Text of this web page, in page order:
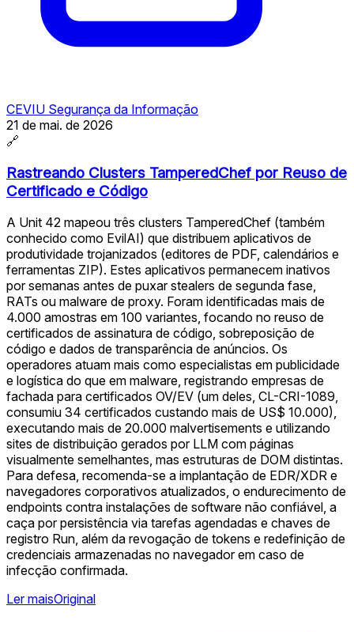
CEVIU Segurança da Informação
21 de mai. de 2026
🔗
Rastreando Clusters TamperedChef por Reuso de
Certificado e Código
A Unit 42 mapeou três clusters TamperedChef (também
conhecido como EvilAI) que distribuem aplicativos de
produtividade trojanizados (editores de PDF, calendários e
ferramentas ZIP). Estes aplicativos permanecem inativos
por semanas antes de puxar stealers de segunda fase,
RATs ou malware de proxy. Foram identificadas mais de
4.000 amostras em 100 variantes, focando no reuso de
certificados de assinatura de código, sobreposição de
código e dados de transparência de anúncios. Os
operadores atuam mais como especialistas em publicidade
e logística do que em malware, registrando empresas de
fachada para certificados OV/EV (um deles, CL-CRI-1089,
consumiu 34 certificados custando mais de US$ 10.000),
executando mais de 20.000 malvertisements e utilizando
sites de distribuição gerados por LLM com páginas
visualmente semelhantes, mas estruturas de DOM distintas.
Para defesa, recomenda-se a implantação de EDR/XDR e
navegadores corporativos atualizados, o endurecimento de
endpoints contra instalações de software não confiável, a
caça por persistência via tarefas agendadas e chaves de
registro Run, além da revogação de tokens e redefinição de
credenciais armazenadas no navegador em caso de
infecção confirmada.
Ler maisOriginal